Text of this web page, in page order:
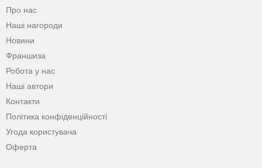
Про нас
Наші нагороди
Новини
Франшиза
Робота у нас
Наші автори
Контакти
Політика конфіденційності
Угода користувача
Оферта